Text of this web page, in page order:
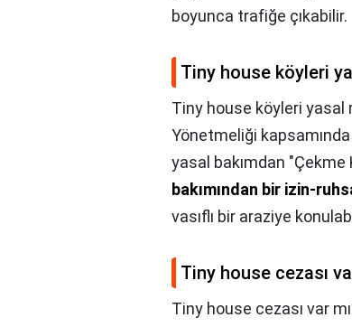
boyunca trafiğe çıkabilir.
Tiny house köyleri
Tiny house köyleri yasal
Yönetmeliği
yasal bakımdan "Çekme
bakımından bir izin-
vasıflı bir araziye
Tiny house cezası
Tiny house cezası var